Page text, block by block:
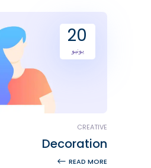
20
يونيو
CREATIVE
Decoration
READ MORE